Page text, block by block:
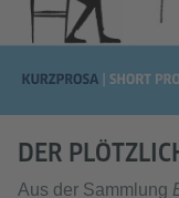
DER
Aus der Sammlung